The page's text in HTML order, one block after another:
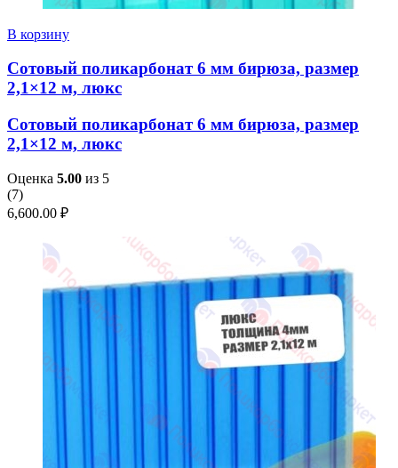
В корзину
Сотовый поликарбонат 6 мм бирюза, размер
2,1×12 м, люкс
Сотовый поликарбонат 6 мм бирюза, размер
2,1×12 м, люкс
Оценка 5.00 из 5
(7)
6,600.00 ₽